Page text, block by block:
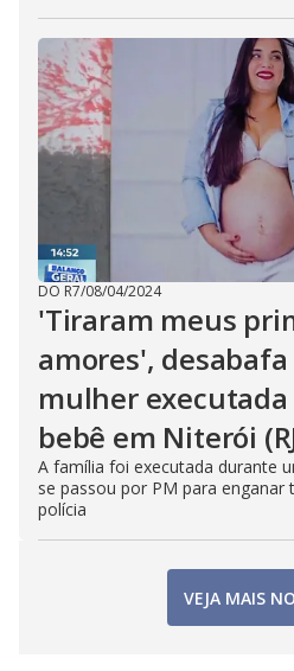
DO R7/08/04/2024
'Tiraram meus
amores',
mulher
bebê em Niterói
A família foi executada durante
se passou por PM para enganar
polícia
VEJA MAIS